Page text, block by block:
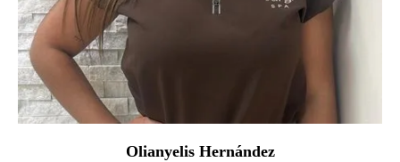
Olianyelis Hernández